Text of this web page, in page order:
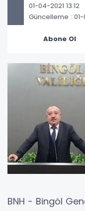
01-04-2021 13:12
Güncelleme : 01-
Abone Ol
BNH - Bingöl